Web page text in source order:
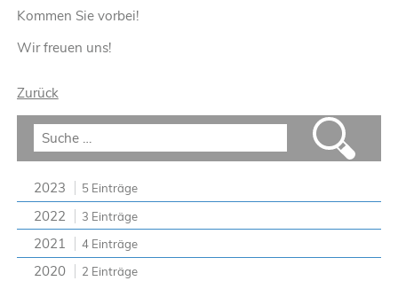
Kommen Sie vorbei!
Wir freuen uns!
Zurück
2023 5 Einträge
2022 3 Einträge
2021 4 Einträge
2020 2 Einträge